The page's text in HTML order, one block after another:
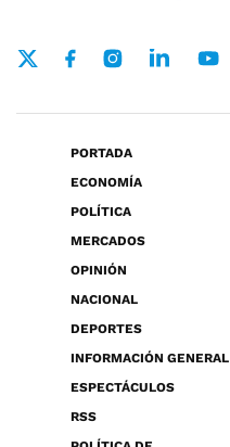
PORTADA
ECONOMÍA
POLÍTICA
MERCADOS
OPINIÓN
NACIONAL
DEPORTES
INFORMACIÓN GENERAL
ESPECTÁCULOS
RSS